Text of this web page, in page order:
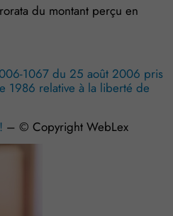
du montant perçu en
1067 du 25 août 2006 pris
1986 relative à la liberté de
– © Copyright WebLex